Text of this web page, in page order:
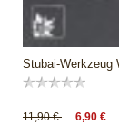
Stubai-Werkzeug
11,90 €
6,90 €